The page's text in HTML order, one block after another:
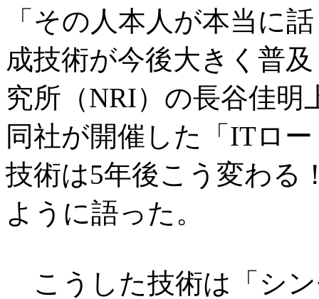
「その人本人が本当に
成技術が今後大きく普
究所（NRI）の長谷佳明
同社が開催した「ITロ
技術は5年後こう変わる
ように語った。
こうした技術は「シ